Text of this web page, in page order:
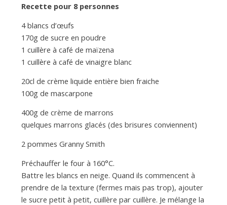
Recette pour 8 personnes
4 blancs d’œufs
170g de sucre en poudre
1 cuillère à café de maïzena
1 cuillère à café de vinaigre blanc
20cl de crème liquide entière bien fraiche
100g de mascarpone
400g de crème de marrons
quelques marrons glacés (des brisures conviennent)
2 pommes Granny Smith
Préchauffer le four à 160°C.
Battre les blancs en neige. Quand ils commencent à
prendre de la texture (fermes mais pas trop), ajouter
le sucre petit à petit, cuillère par cuillère. Je mélange la